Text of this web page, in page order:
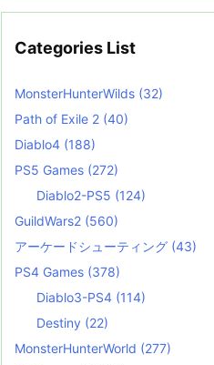
Categories List
MonsterHunterWilds (32)
Path of Exile 2 (40)
Diablo4 (188)
PS5 Games (272)
Diablo2-PS5 (124)
GuildWars2 (560)
アーケードシューティング (43)
PS4 Games (378)
Diablo3-PS4 (114)
Destiny (22)
MonsterHunterWorld (277)